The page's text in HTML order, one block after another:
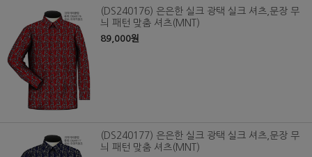
(DS240176) 은은한 실크 광택 실크 셔츠,문장 무
늬 패턴 맞춤 셔츠(MNT)
89,000원
(DS240177) 은은한 실크 광택 실크 셔츠,문장 무
늬 패턴 맞춤 셔츠(MNT)